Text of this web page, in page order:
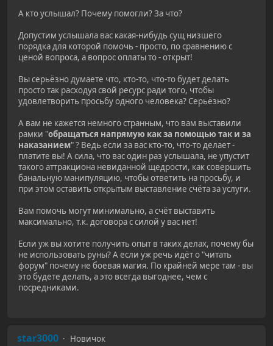
А кто услышал? Почему помогли? За что?
Допустим услышала вас какая-нибудь сущ низшего
порядка для которой помочь - просто, по сравнению с
ценой вопроса, а вопрос оплаты то - открыт!
Вы серьёзно думаете что, кто-то, что-то будет делать
просто так расходуя свой ресурс ради того, чтобы
удовлетворить просьбу одного человека? Серьёзно?
А вам не кажется немного странным, что вам выставили
рамки "обращаться напрямую как за помощью так и за
наказанием" ? Ведь если за вас кто-то, что-то делает -
платите вы! А сила, что вас один раз услышала, не упустит
такого аттракциона невиданной щедрости, как совершить
банальную манипуляцию, чтобы ответить на просьбу, и
при этом оставить открытым выставление счёта за услуги.
Вам помочь могут минимально, а счёт выставить
максимально, т.к. договора с силой у вас нет!
Если уж вы хотите получить опыт в таких делах, почему бы
не использовать руны? А если уж речь идёт о "читать
форум" почему не боевая магия. По крайней мере там - вы
это будете делать, а это всегда выгоднее, чем с
посредниками.
star3000 Новичок